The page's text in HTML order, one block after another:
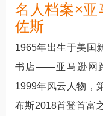
名人档案×亚
佐斯
1965年出生于美国
书店——亚马逊网
1999年风云人物，
布斯2018首登首富